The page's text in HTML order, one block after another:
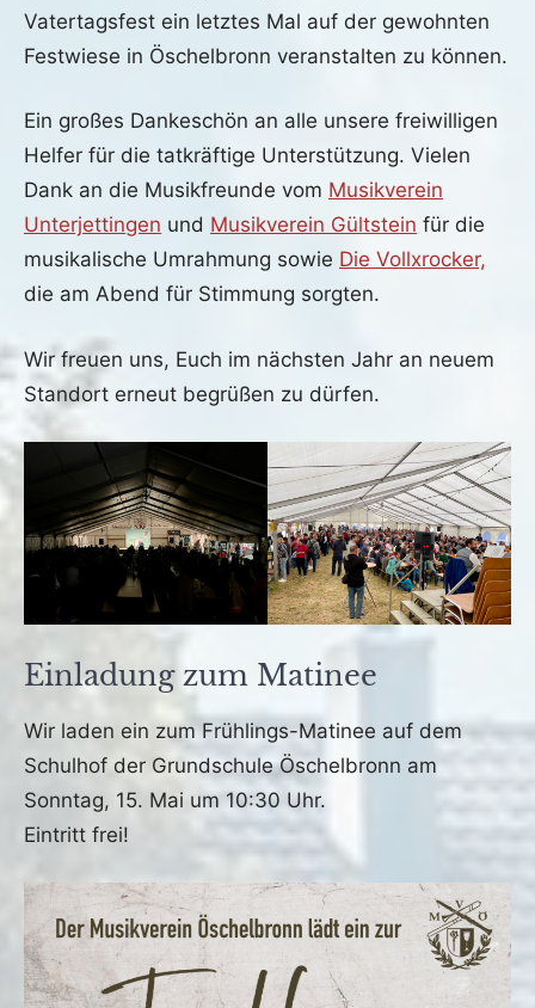
Vatertagsfest ein letztes Mal auf der gewohnten
Festwiese in Öschelbronn veranstalten zu können.
Ein großes Dankeschön an alle unsere freiwilligen
Helfer für die tatkräftige Unterstützung. Vielen
Dank an die Musikfreunde vom Musikverein
Unterjettingen und Musikverein Gültstein für die
musikalische Umrahmung sowie Die Vollxrocker,
die am Abend für Stimmung sorgten.
Wir freuen uns, Euch im nächsten Jahr an neuem
Standort erneut begrüßen zu dürfen.
Einladung zum Matinee
am
5.
Mai
2022
fho
Archiv
Wir laden ein zum Frühlings-Matinee auf dem
Schulhof der Grundschule Öschelbronn am
Sonntag, 15. Mai um 10:30 Uhr.
Eintritt frei!